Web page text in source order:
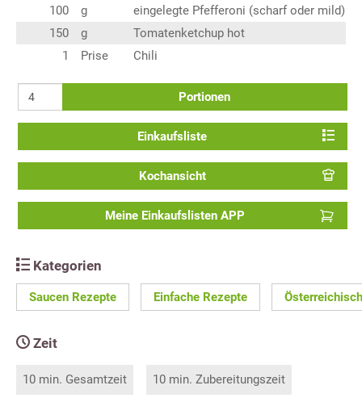
100
g
eingelegte Pfefferoni (scharf oder mild)
150
g
Tomatenketchup hot
1
Prise Chili
Portionen
Einkaufsliste
Kochansicht
Meine Einkaufslisten APP
Kategorien
Saucen Rezepte Einfache Rezepte
Zeit
10 min. Gesamtzeit 10 min. Zubereitungszeit